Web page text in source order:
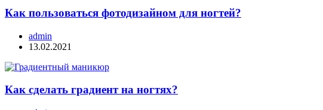
Как пользоваться фотодизайном для ногтей?
admin
13.02.2021
Как сделать градиент на ногтях?